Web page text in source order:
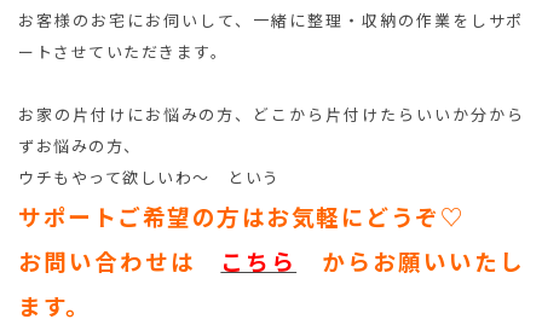
お客様のお宅にお伺いして、一緒に整理・収納の作業をしサポ
ートさせていただきます。
お家の片付けにお悩みの方、どこから片付けたらいいか分から
ずお悩みの方、
ウチもやって欲しいわ～ という
サポートご希望の方はお気軽にどうぞ♡
お問い合わせは こちら
からお願いいたし
ます。